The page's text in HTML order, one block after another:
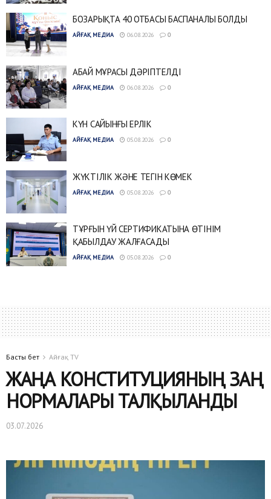
БОЗАРЫҚТА 40 ОТБАСЫ БАСПАНАЛЫ БОЛДЫ
АЙҒАҚ МЕДИА 06.08.2026 0
АБАЙ МҰРАСЫ ДӘРІПТЕЛДІ
АЙҒАҚ МЕДИА 06.08.2026 0
КҮН САЙЫНҒЫ ЕРЛІК
АЙҒАҚ МЕДИА 05.08.2026 0
ЖҮКТІЛІК ЖӘНЕ ТЕГІН КӨМЕК
АЙҒАҚ МЕДИА 05.08.2026 0
ТҰРҒЫН ҮЙ СЕРТИФИКАТЫНА ӨТІНІМ
ҚАБЫЛДАУ ЖАЛҒАСАДЫ
АЙҒАҚ МЕДИА 05.08.2026 0
Басты бет Айғақ TV
ЖАҢА КОНСТИТУЦИЯНЫҢ ЗАҢ
НОРМАЛАРЫ ТАЛҚЫЛАНДЫ
03.07.2026